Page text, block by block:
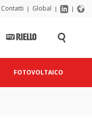
Contatti | Global | |
FOTOVOLTAICO